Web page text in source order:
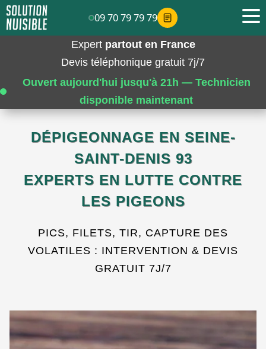
Expert partout en France
Devis téléphonique gratuit 7j/7
Ouvert aujourd'hui jusqu'à 21h — Technicien
disponible maintenant
DÉPIGEONNAGE EN SEINE-
SAINT-DENIS 93
EXPERTS EN LUTTE CONTRE
LES PIGEONS
PICS, FILETS, TIR, CAPTURE DES
VOLATILES : INTERVENTION & DEVIS
GRATUIT 7J/7
09 70 79 79 79